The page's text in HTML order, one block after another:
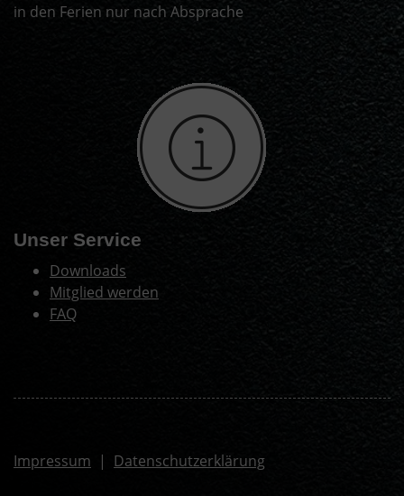
in den Ferien nur nach Absprache
Unser Service
Downloads
Mitglied werden
FAQ
Impressum | Datenschutzerklärung